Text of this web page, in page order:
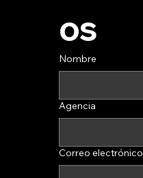
os
Nombre
Agencia
Correo electrónico